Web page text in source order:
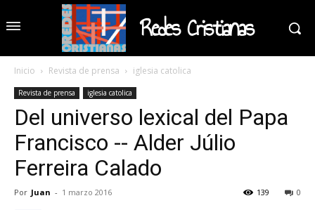
Redes Cristianas
Inicio Revista de prensa iglesia catolica
Revista de prensa iglesia catolica
Del universo lexical del Papa
Francisco -- Alder Júlio
Ferreira Calado
Por Juan - 1 marzo 2016 0
139